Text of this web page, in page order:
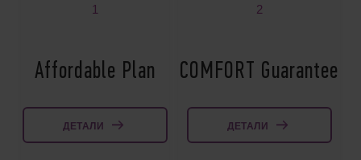
1
Affordable Plan
ДЕТАЛИ
2
COMFORT Guarantee
ДЕТАЛИ